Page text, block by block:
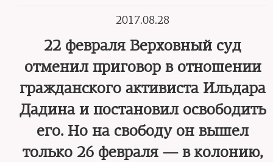
2017.08.28
22 февраля Верховный суд
отменил приговор в отношении
гражданского активиста Ильдара
Дадина и постановил освободить
его. Но на свободу он вышел
только 26 февраля — в колонию,